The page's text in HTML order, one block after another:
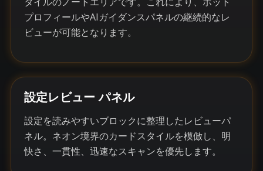
プロフィールやAIガイダンスパネルの継続的なレ
ビューが可能となります。
設定レビュー パネル
設定を読みやすいブロックに整理したレビューパ
ネル。ネオン境界のカードスタイルを模倣し、明
快さ、一貫性、迅速なスキャンを優先します。